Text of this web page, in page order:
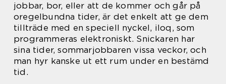
jobbar, bor, eller att de kommer och går på
oregelbundna tider, är det enkelt att ge dem
tillträde med en speciell nyckel, iloq, som
programmeras elektroniskt. Snickaren har
sina tider, sommarjobbaren vissa veckor, och
man hyr kanske ut ett rum under en bestämd
tid.